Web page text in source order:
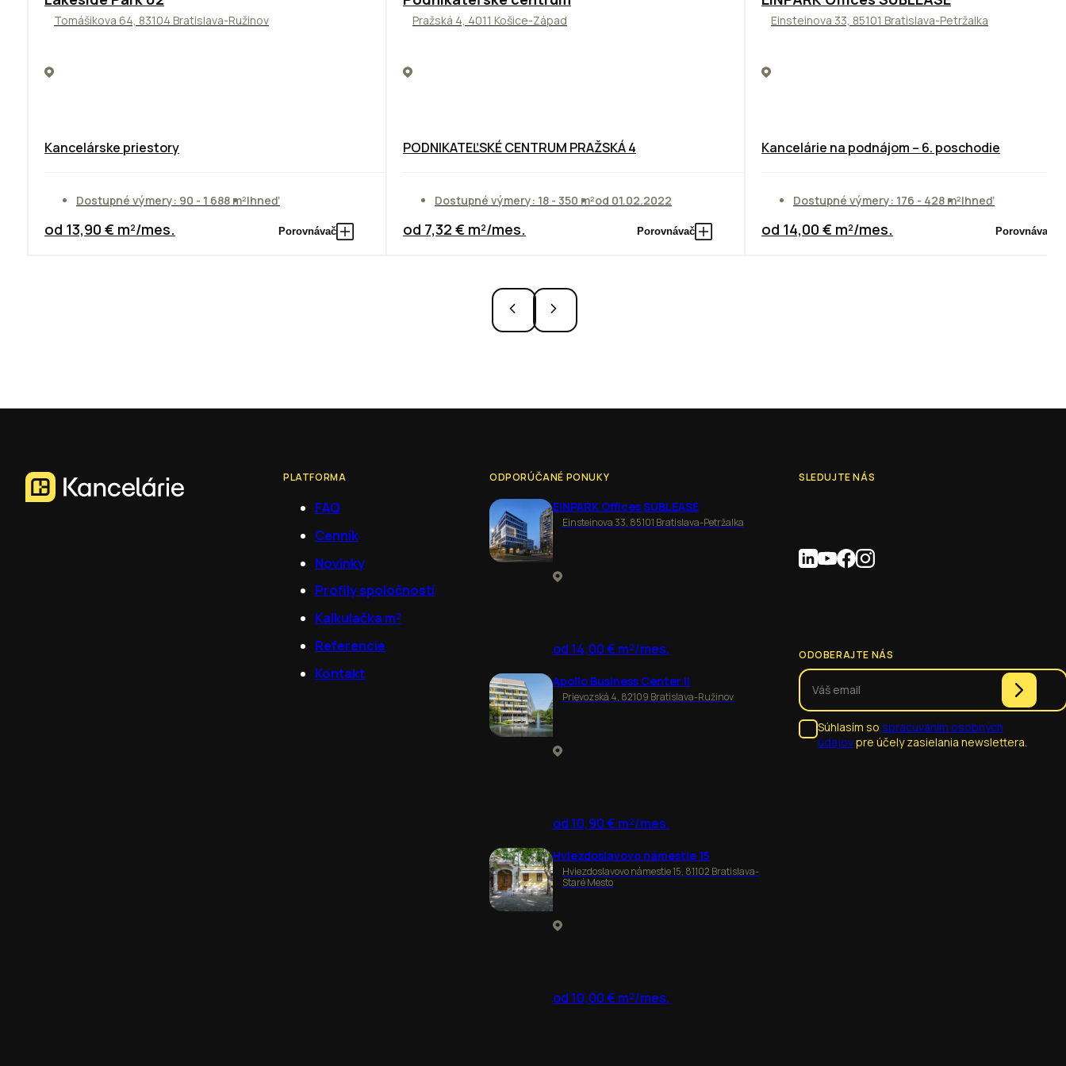
Tomášikova 64, 83104 Bratislava-Ružinov
Kancelárske priestory
Dostupné výmery: 90 - 1 688 m²Ihneď
od 13,90 € m²/mes. Porovnávač
Pražská 4, 4011 Košice-Západ
PODNIKATEĽSKÉ CENTRUM PRAŽSKÁ 4
Dostupné výmery: 18 - 350 m²od 01.02.2022
od 7,32 € m²/mes. Porovnávač
Einsteinova 33, 85101 Bratislava-Petržalka
Kancelárie na podnájom – 6. poschodie
Dostupné výmery: 176 - 428 m²Ihneď
od 14,00 € m²/mes. Porovnávač
PLATFORMA
FAQ
Cenník
Novinky
Profily spoločností
Kalkulačka m²
Referencie
Kontakt
ODPORÚČANÉ PONUKY
EINPARK Offices SUBLEASE
Einsteinova 33, 85101 Bratislava-Petržalka
od 14,00 € m²/mes.
Apollo Business Center II
Prievozská 4, 82109 Bratislava-Ružinov
od 10,90 € m²/mes.
Hviezdoslavovo námestie 15
Hviezdoslavovo námestie 15, 81102 Bratislava-
Staré Mesto
od 10,00 € m²/mes.
SLEDUJTE NÁS
ODOBERAJTE NÁS
Súhlasím so spracúvaním osobných
údajovpre účely zasielania newslettera.